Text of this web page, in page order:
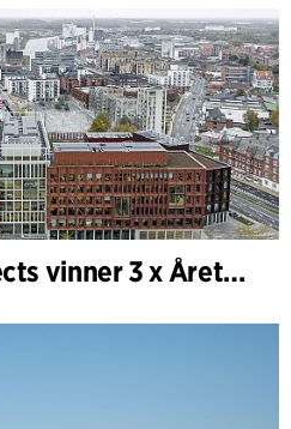
C.F. Møller Architects vinner 3 x Årets Byggnad 2025